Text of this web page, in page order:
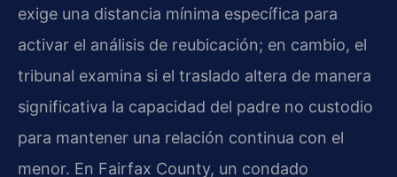
exige una distancia mínima específica para
activar el análisis de reubicación; en cambio, el
tribunal examina si el traslado altera de manera
significativa la capacidad del padre no custodio
para mantener una relación continua con el
menor. En Fairfax County, un condado